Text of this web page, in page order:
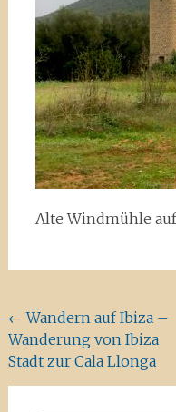
Alte Windmühle
← Wandern auf Ibiza –
Wanderung von Ibiza
Stadt zur Cala Llonga